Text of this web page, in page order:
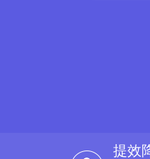
提效